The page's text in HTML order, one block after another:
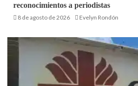
reconocimientos a periodistas
8 de agosto de 2026 Evelyn Rondón